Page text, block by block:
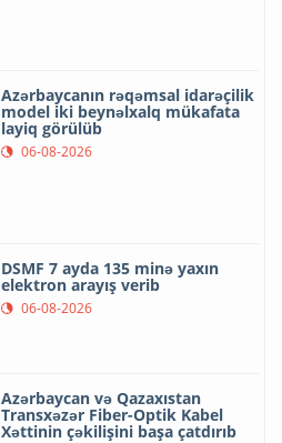
Azərbaycanın rəqəmsal idarəçilik
model iki beynəlxalq mükafata
layiq görülüb
06-08-2026
DSMF 7 ayda 135 minə yaxın
elektron arayış verib
06-08-2026
Azərbaycan və Qazaxıstan
Transxəzər Fiber-Optik Kabel
Xəttinin çəkilişini başa çatdırıb